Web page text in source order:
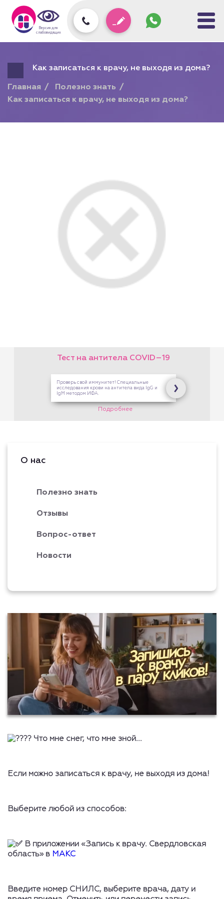
Версия для
слабовидящих
Как записаться к врачу, не выходя из дома?
Главная
Полезно знать
Как записаться к врачу, не выходя из дома?
Подарочный сертификат
на любую услугу!
На платные услуги Центра
Здоровой Семьи. В кассах
на Опалихинской,17 и 8
Марта,126
Подробнее
О нас
Полезно знать
Отзывы
Вопрос-ответ
Новости
Что мне снег, что мне зной...
Если можно записаться к врачу, не выходя из дома!
Выберите любой из способов:
В приложении «Запись к врачу. Свердловская
область» в МАКС
Введите номер СНИЛС, выберите врача, дату и